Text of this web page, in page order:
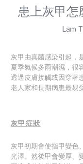
患上灰甲怎
Lam
灰甲由真菌感染引起，
夏季氣候多雨潮濕，很
透過皮膚接觸或因穿著
老人家和長期病患最易
灰甲症狀
灰甲初期會使指甲變色
光澤。然後甲會變厚、